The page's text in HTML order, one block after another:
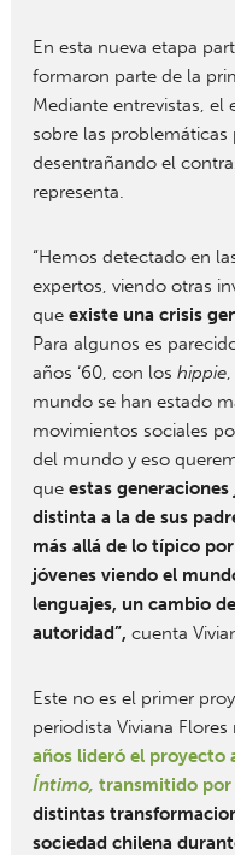
En esta nueva etapa
formaron parte de la
Mediante entrevistas,
sobre las
desentrañando el
representa.
“Hemos detectado en
expertos, viendo otras
queexiste una crisis
Para algunos es
años ‘60, con los hippie,
mundo se han estado
movimientos sociales
del mundo y eso
queestas
distinta a la de sus
más allá de lo típico
jóvenes viendo el
lenguajes, un cambio
autoridad”, cuenta
Este no es el primer
periodista Viviana
años lideró el proyecto
Íntimo, transmitido por
distintas
sociedad chilena